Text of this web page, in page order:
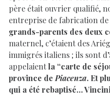
père était ouvrier qualifié,
entreprise de fabrication de
grands-parents des deux
maternel, c’étaient des
immigrés italiens ; ils sont
appelaientla “carte de
province de Piacenza. Et
qui a été rebaptisé…